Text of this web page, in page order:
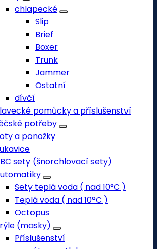
chlapecké
Slip
Brief
Boxer
Trunk
Jammer
Ostatní
dívčí
pomůcky a příslušenství
potřeby
a ponožky
sety (šnorchlovací sety)
Sety teplá voda ( nad 10°C )
Teplá voda ( nad 10°C )
Octopus
(masky)
Příslušenství